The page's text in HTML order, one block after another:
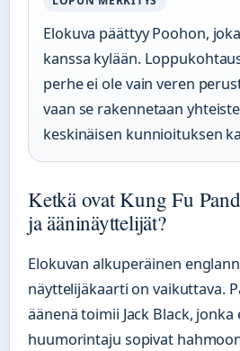
Elokuva päättyy Poohon,
kanssa kylään.
perhe ei ole vain veren
vaan se rakennetaan
keskinäisen kunnioituksen
Ketkä ovat Kung Fu
ja ääninäyttelijät?
Elokuvan alkuperäinen
näyttelijäkaarti on vaikuttava.
äänenä toimii Jack Black, jonka
huumorintaju sopivat